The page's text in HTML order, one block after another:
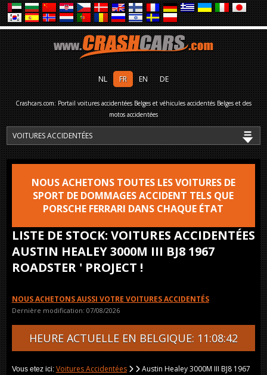
NL FR EN DE
Crashcars.com: Portail voitures accidentées Belges et véhicules accidentés Belges et des
motos accidentées
LISTE DE STOCK: VOITURES ACCIDENTÉES
AUSTIN HEALEY 3000M III BJ8 1967
ROADSTER ' PROJECT !
NOUS ACHETONS TOUTES LES VOITURES DE
SPORT DE DOMMAGES ACCIDENT TELS QUE
PORSCHE FERRARI DANS CHAQUE ÉTAT
NOUS ACHETONS AUSSI VOTRE VOITURES ACCIDENTÉS
Dernière modification: 07/08/2026
HEURE ACTUELLE EN BELGIQUE: 11:08:42
Vous etez ici: Voitures Accidentées
Austin Healey 3000M III BJ8 1967